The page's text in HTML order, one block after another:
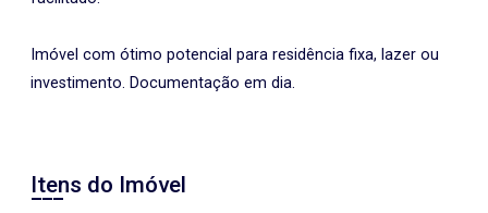
Imóvel com ótimo potencial para residência fixa, lazer ou
investimento. Documentação em dia.
Itens do Imóvel